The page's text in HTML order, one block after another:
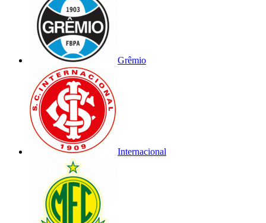
Grêmio
Internacional